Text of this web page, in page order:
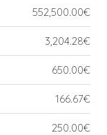
552,500.00€
3,204.28€
650.00€
166.67€
250.00€